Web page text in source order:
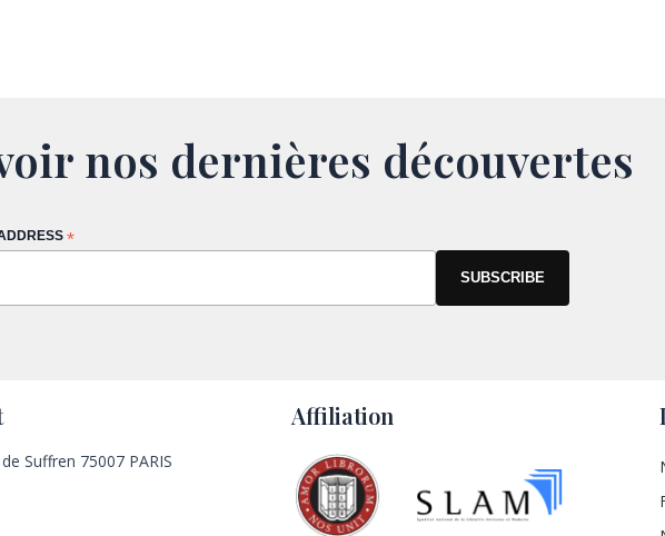
nos dernières découvertes
*
Suffren 75007 PARIS
Affiliation